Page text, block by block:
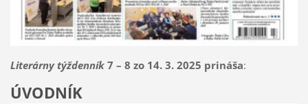
Literárny týždenník7 – 8 zo 14. 3. 2025 prináša:
ÚVODNÍK